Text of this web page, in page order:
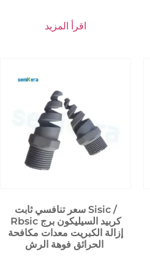
اقرأ المزيد
سعر تنافسي ثابت Sisic /
Rbsic كربيد السيليكون برج
إزالة الكبريت معدات مكافحة